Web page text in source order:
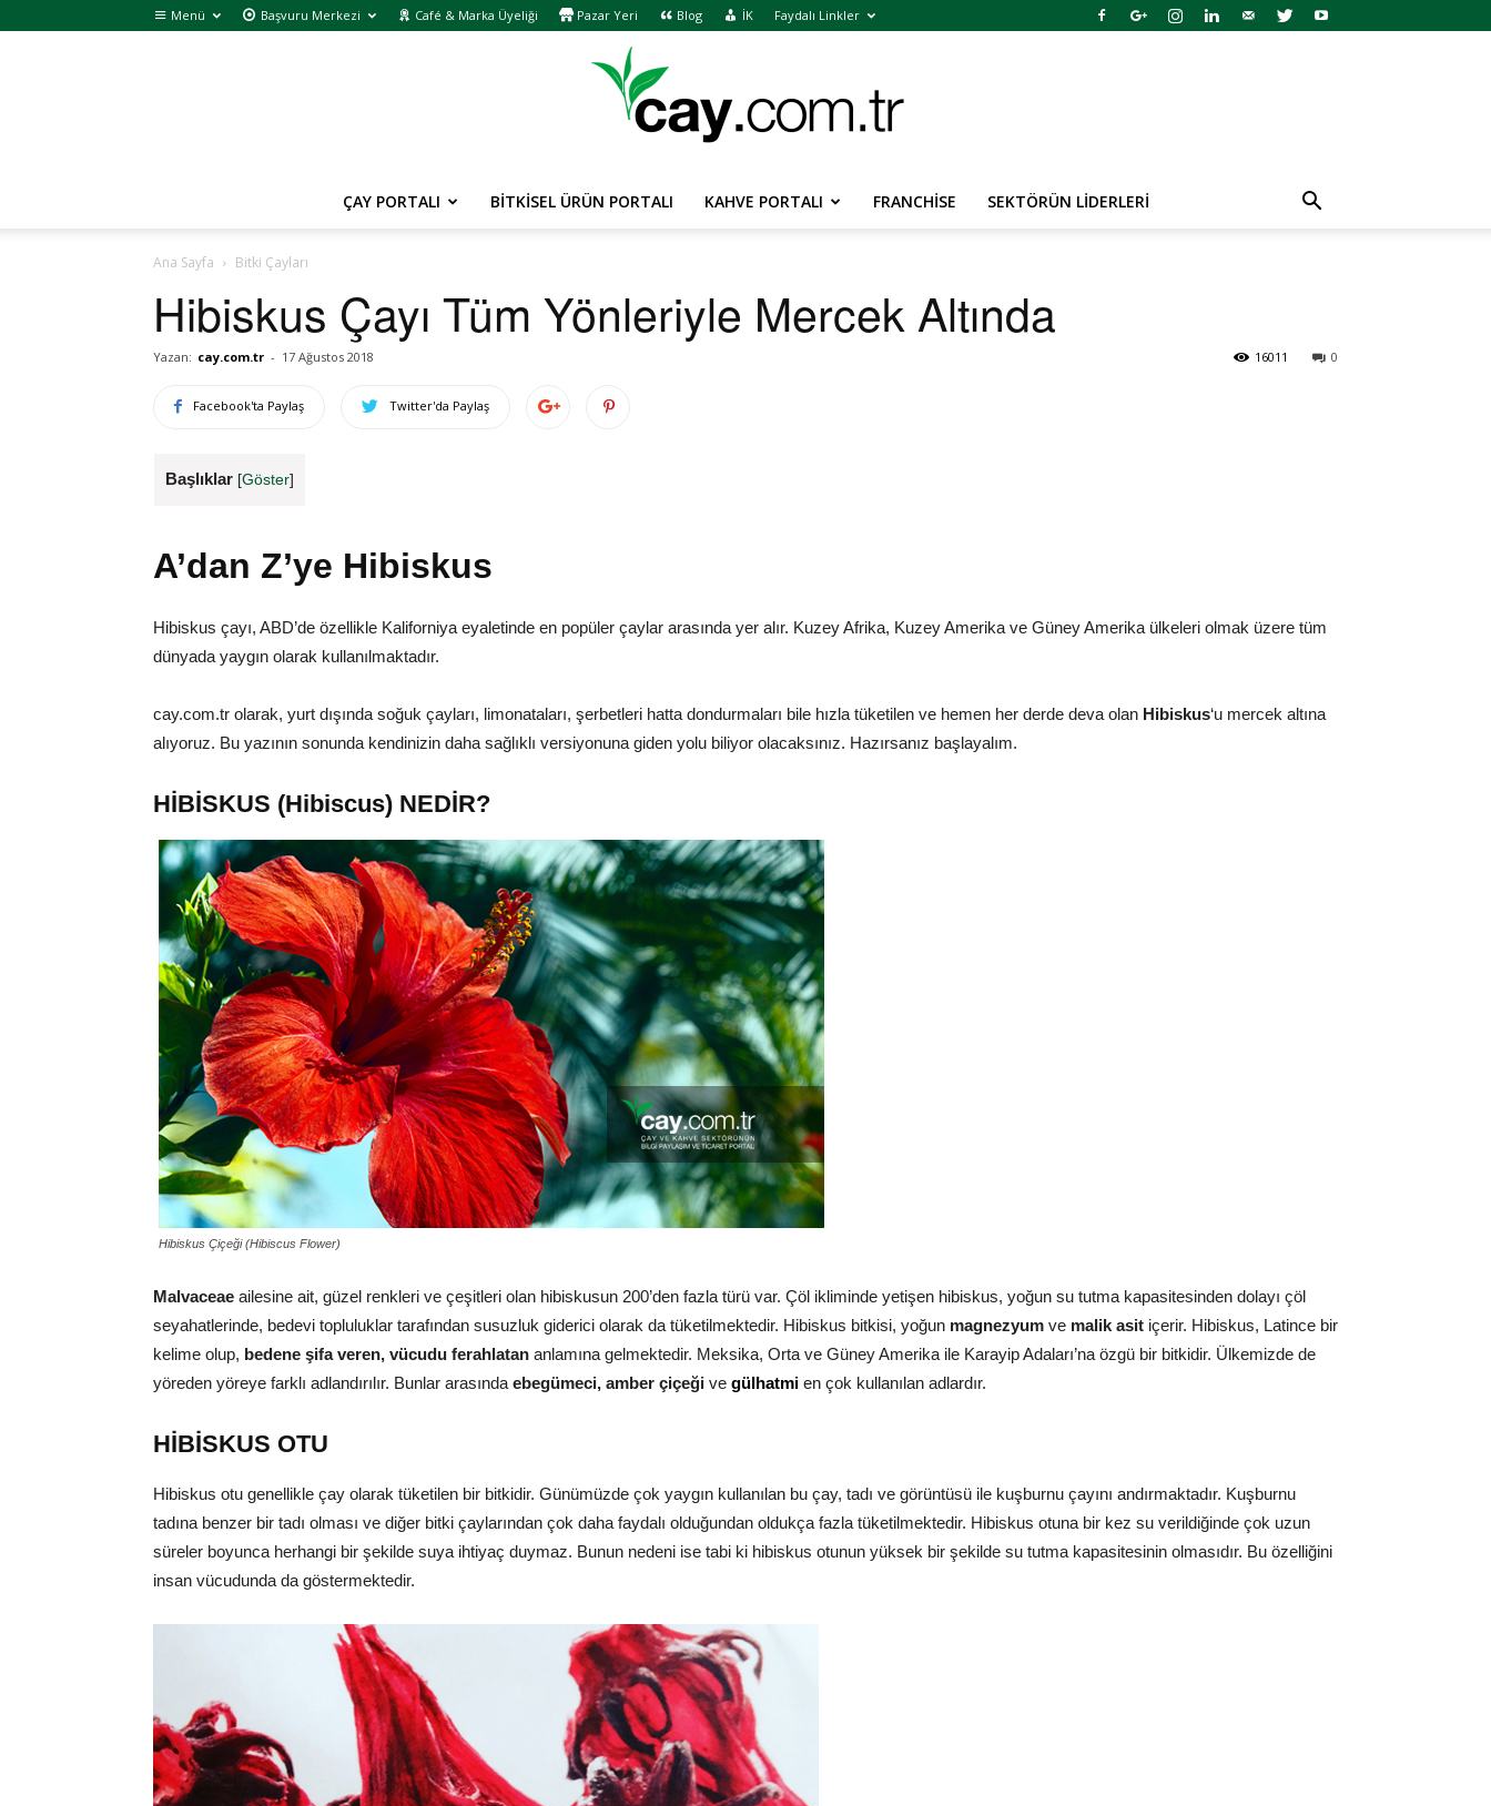
Menü Başvuru Merkezi Café & Marka Üyeliği Pazar Yeri Blog İK Faydalı Linkler
ÇAY PORTALI BITKISEL ÜRÜN PORTALI KAHVE PORTALI FRANCHISE SEKTÖRÜN LIDERLERI
Ana Sayfa Bitki Çayları
Hibiskus Çayı Tüm Yönleriyle Mercek Altında
Yazan: cay.com.tr - 17 Ağustos 2018 0
16011
Facebook'ta Paylaş Twitter'da Paylaş
Başlıklar [Göster]
A’dan Z’ye Hibiskus
Hibiskus çayı, ABD’de özellikle Kaliforniya eyaletinde en popüler çaylar arasında yer alır. Kuzey Afrika, Kuzey Amerika ve Güney Amerika ülkeleri olmak üzere tüm
dünyada yaygın olarak kullanılmaktadır.
cay.com.tr olarak, yurt dışında soğuk çayları, limonataları, şerbetleri hatta dondurmaları bile hızla tüketilen ve hemen her derde deva olan Hibiskus‘u mercek altına
alıyoruz. Bu yazının sonunda kendinizin daha sağlıklı versiyonuna giden yolu biliyor olacaksınız. Hazırsanız başlayalım.
HİBİSKUS (Hibiscus) NEDİR?
Hibiskus Çiçeği (Hibiscus Flower)
Malvaceae ailesine ait, güzel renkleri ve çeşitleri olan hibiskusun 200’den fazla türü var. Çöl ikliminde yetişen hibiskus, yoğun su tutma kapasitesinden dolayı çöl
seyahatlerinde, bedevi topluluklar tarafından susuzluk giderici olarak da tüketilmektedir. Hibiskus bitkisi, yoğun magnezyum ve malik asit içerir. Hibiskus, Latince bir
kelime olup, bedene şifa veren, vücudu ferahlatan anlamına gelmektedir. Meksika, Orta ve Güney Amerika ile Karayip Adaları’na özgü bir bitkidir. Ülkemizde de
yöreden yöreye farklı adlandırılır. Bunlar arasında ebegümeci, amber çiçeği ve gülhatmi en çok kullanılan adlardır.
HİBİSKUS OTU
Hibiskus otu genellikle çay olarak tüketilen bir bitkidir. Günümüzde çok yaygın kullanılan bu çay, tadı ve görüntüsü ile kuşburnu çayını andırmaktadır. Kuşburnu
tadına benzer bir tadı olması ve diğer bitki çaylarından çok daha faydalı olduğundan oldukça fazla tüketilmektedir. Hibiskus otuna bir kez su verildiğinde çok uzun
süreler boyunca herhangi bir şekilde suya ihtiyaç duymaz. Bunun nedeni ise tabi ki hibiskus otunun yüksek bir şekilde su tutma kapasitesinin olmasıdır. Bu özelliğini
insan vücudunda da göstermektedir.